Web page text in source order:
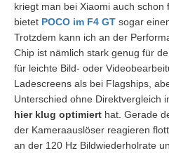
kriegt man bei Xiaomi auch
bietet POCO im F4 GT sogar
Trotzdem kann ich an der
Chip ist nämlich stark genug für
für leichte Bild- oder
Ladescreens als bei Flagships,
Unterschied ohne Direktvergleich
hier klug optimiert hat. Gerade
der Kameraauslöser reagieren
an der 120 Hz Bildwiederholrate